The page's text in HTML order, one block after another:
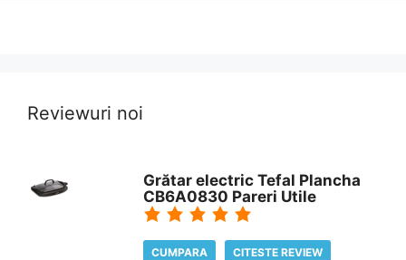
Reviewuri noi
Grătar electric Tefal Plancha
CB6A0830 Pareri Utile
CUMPARA CITESTE REVIEW